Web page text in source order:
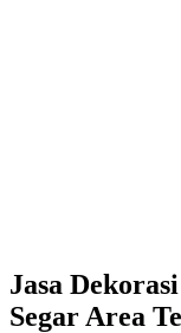
Jasa
Segar Area